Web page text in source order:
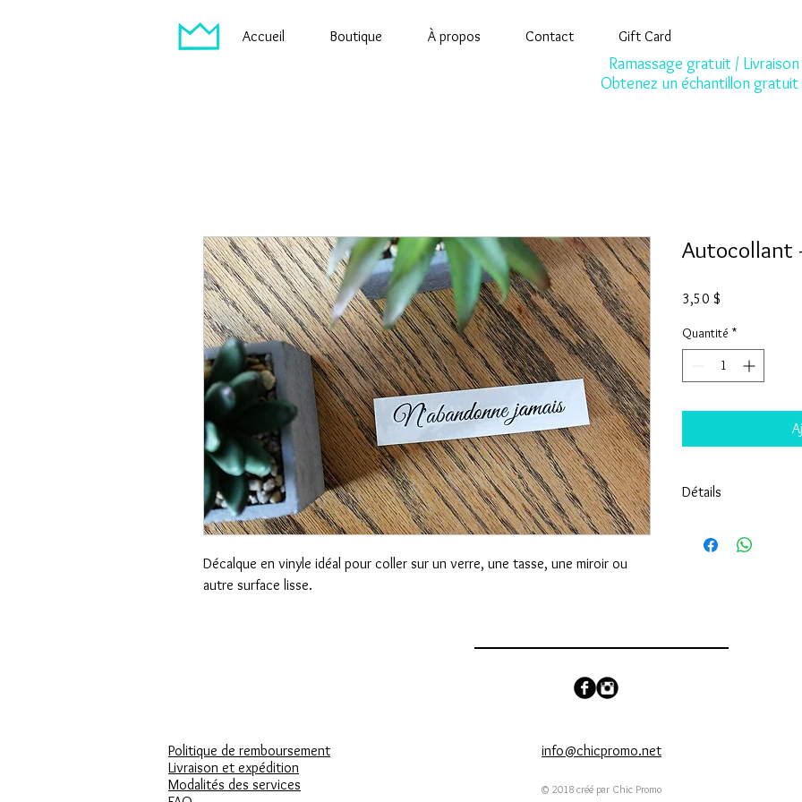
Accueil Boutique À propos Contact Gift Card
Ramassage gratuit /
Obtenez un échantillon
Décalque en vinyle idéal pour coller sur un verre, une tasse, une miroir ou
autre surface lisse.
Autocollant
3,50 $
Quantité *
Détails
- Installer sur une
© 2018 créé par Chic Promo
info@chicpromo.net
Politique de remboursement
Livraison et expédition
Modalités des services